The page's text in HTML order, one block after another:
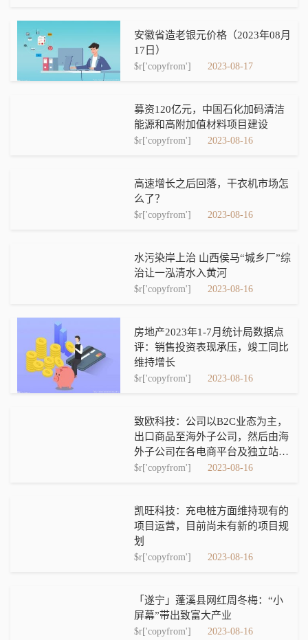
安徽省造老银元价格（2023年08月
17日）
$r['copyfrom'] 2023-08-17
募资120亿元，中国石化加码清洁
能源和高附加值材料项目建设
$r['copyfrom'] 2023-08-16
高速增长之后回落，干衣机市场怎
么了？
$r['copyfrom'] 2023-08-16
水污染岸上治 山西侯马“城乡厂”综
治让一泓清水入黄河
$r['copyfrom'] 2023-08-16
房地产2023年1-7月统计局数据点
评：销售投资表现承压，竣工同比
维持增长
$r['copyfrom'] 2023-08-16
致欧科技：公司以B2C业态为主，
出口商品至海外子公司，然后由海
外子公司在各电商平台及独立站对
外销售
$r['copyfrom'] 2023-08-16
凯旺科技：充电桩方面维持现有的
项目运营，目前尚未有新的项目规
划
$r['copyfrom'] 2023-08-16
「遂宁」蓬溪县网红周冬梅：“小
屏幕”带出致富大产业
$r['copyfrom'] 2023-08-16